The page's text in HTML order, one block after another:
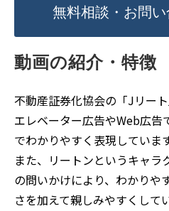
無料相談・お問
動画の紹介・特徴
不動産証券化協会の「Jリート
エレベーター広告やWeb広
でわかりやすく表現しています
また、リートンというキャラ
の問いかけにより、わかりや
さを加えて親しみやすくして